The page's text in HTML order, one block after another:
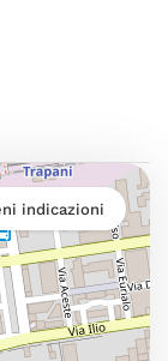
indicazioni